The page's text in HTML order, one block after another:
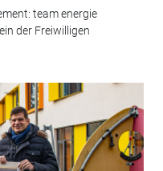
team energie
der Freiwilligen